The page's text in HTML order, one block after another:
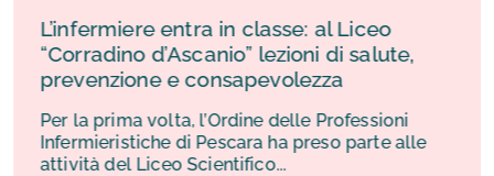
L’infermiere entra in classe: al Liceo
“Corradino d’Ascanio” lezioni di salute,
prevenzione e consapevolezza
Per la prima volta, l’Ordine delle Professioni
Infermieristiche di Pescara ha preso parte alle
attività del Liceo Scientifico...